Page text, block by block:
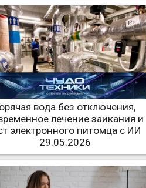
вода без отключения,
лечение заикания и
электронного питомца с ИИ
29.05.2026